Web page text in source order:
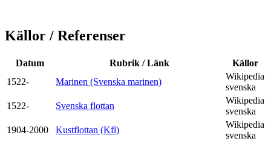
Källor / Referenser
Datum Rubrik / Länk
Källor
1522-
Marinen (Svenska marinen)
Wikipedia
svenska
1522-
Svenska flottan
Wikipedia
svenska
1904-2000
Kustflottan (Kfl)
Wikipedia
svenska